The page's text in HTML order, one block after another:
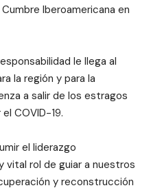
Iberoamericana en
le llega al
la región y para la
a salir de los estragos
COVID-19.
el liderazgo
vital rol de guiar a nuestros
y reconstrucción